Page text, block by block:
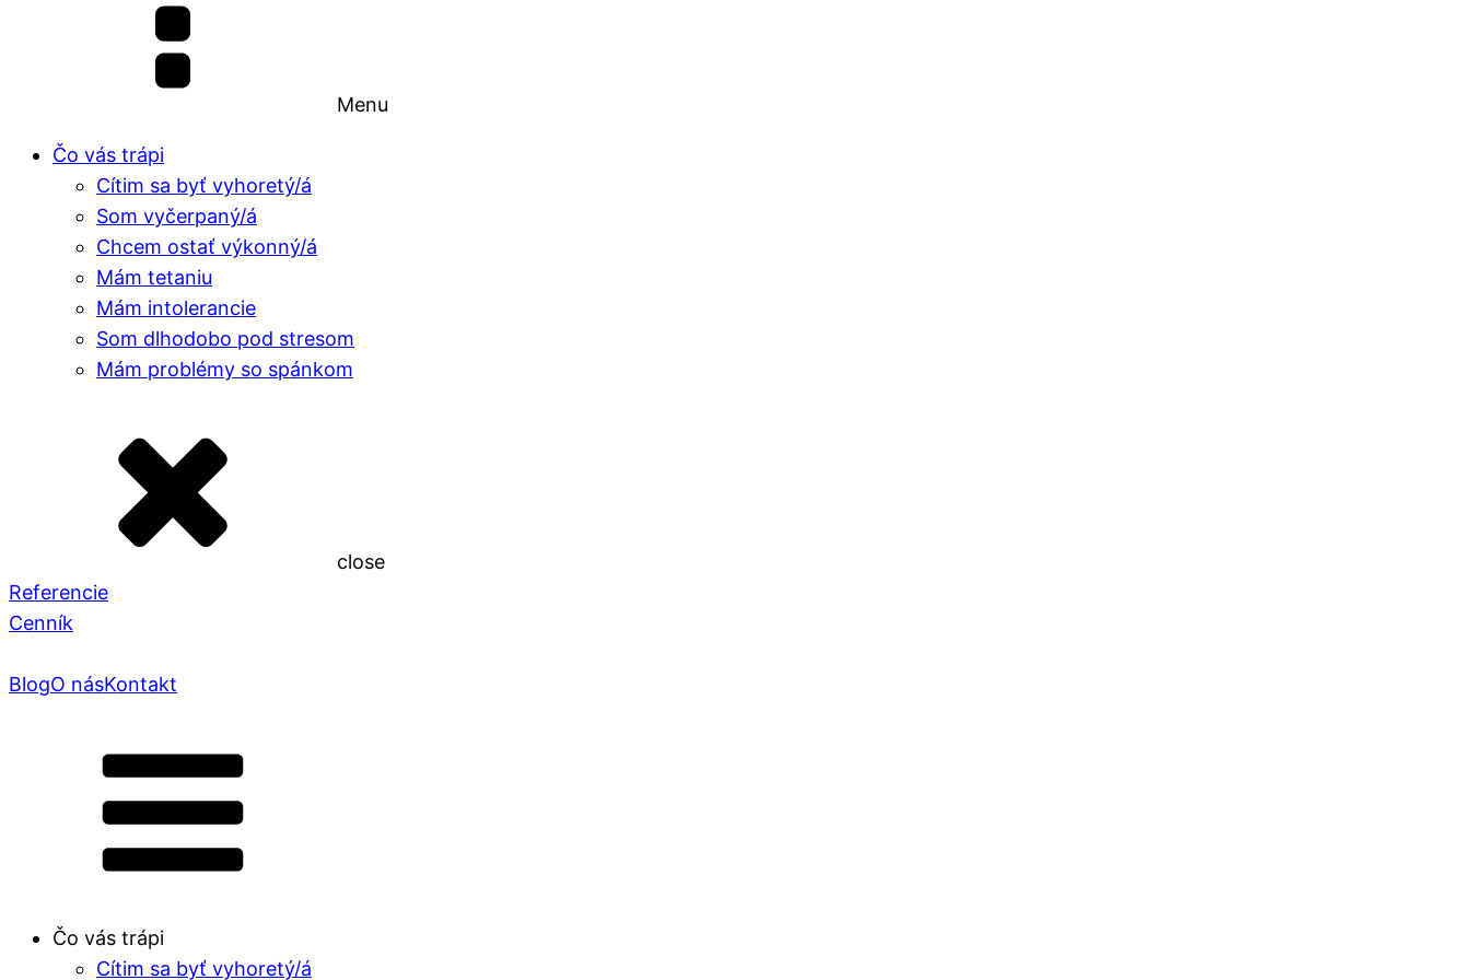
Menu
Čo vás trápi
Cítim sa byť vyhoretý/á
Som vyčerpaný/á
Chcem ostať výkonný/á
Mám tetaniu
Mám intolerancie
Som dlhodobo pod stresom
Mám problémy so spánkom
close
Referencie
Cenník
BlogO násKontakt
Čo vás trápi
Cítim sa byť vyhoretý/á